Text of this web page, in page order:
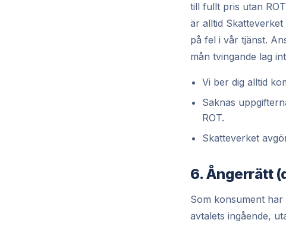
till fullt pris utan
är alltid
på fel i vår tjänst.
mån tvingande lag
Vi ber dig alltid
Saknas
ROT.
Skatteverket
6. Ångerrätt
Som konsument
avtalets ingående,